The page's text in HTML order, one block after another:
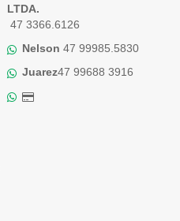
LTDA.
47 3366.6126
Nelson 47 99985.5830
Juarez47 99688 3916